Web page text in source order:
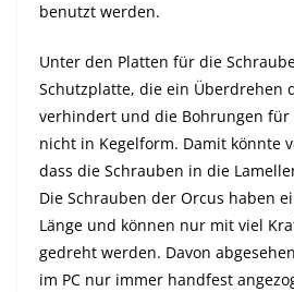
benutzt werden.
Unter den Platten für die
Schutzplatte, die ein Überdrehen
verhindert und die Bohrungen für
nicht in Kegelform. Damit könnte
dass die Schrauben in die
Die Schrauben der Orcus haben
Länge und können nur mit viel
gedreht werden. Davon
im PC nur immer handfest